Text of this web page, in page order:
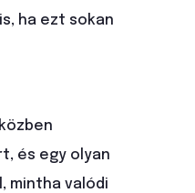
ha ezt sokan
és egy olyan
mintha valódi